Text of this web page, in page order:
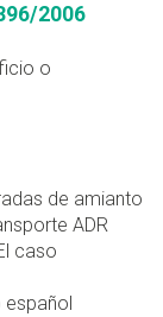
2006
o
de amianto
ADR
caso